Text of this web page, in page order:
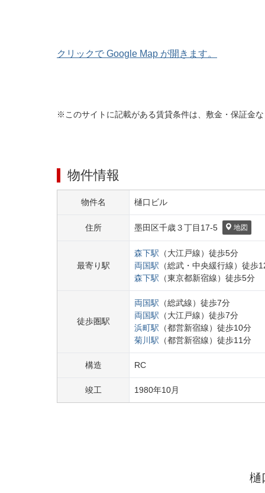
クリックで Google Map が開きます。
※このサイトに記載がある賃貸条件は、敷金・保証金
物件情報
物件名 樋口ビル
住所 墨田区千歳３丁目 17-5 地図
最寄り駅
森下駅 （大江戸線） 徒歩5分
両国駅 （総武・中央緩行線） 徒歩
森下駅 （東京都新宿線） 徒歩5分
徒歩圏駅
両国駅 （総武線） 徒歩7分
両国駅 （大江戸線） 徒歩7分
浜町駅 （都営新宿線） 徒歩10分
菊川 駅 （都営新宿線） 徒歩11分
構造 RC
竣工 1980年10月
樋